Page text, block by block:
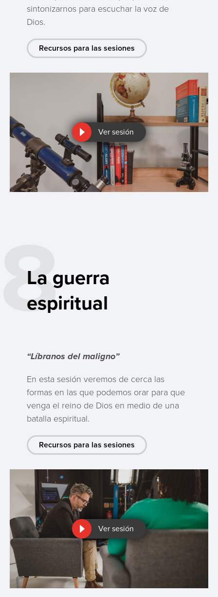
sintonizarnos para escuchar la voz de
Dios.
Recursos para las sesiones
Ver sesión
8
La guerra
espiritual
“Líbranos del maligno”
En esta sesión veremos de cerca las
formas en las que podemos orar para que
venga el reino de Dios en medio de una
batalla espiritual.
Recursos para las sesiones
Ver sesión